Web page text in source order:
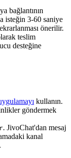
bağlantının
isteğin 3-60 saniye
önerilir.
teslim
desteğine
kullanın.
göndermek
. JivoChat'dan mesaj
kanal